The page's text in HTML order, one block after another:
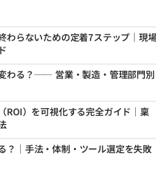
わらないための定着7ステップ｜現
わる？── 営業・製造・管理部門別
ROI）を可視化する完全ガイド｜稟
？｜手法・体制・ツール選定を失敗